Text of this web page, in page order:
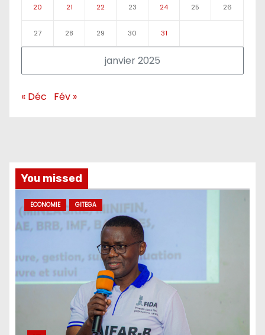
janvier 2025
20 21 22 23 24 25 26
27 28 29 30 31
« Déc Fév »
You missed
ECONOMIE GITEGA